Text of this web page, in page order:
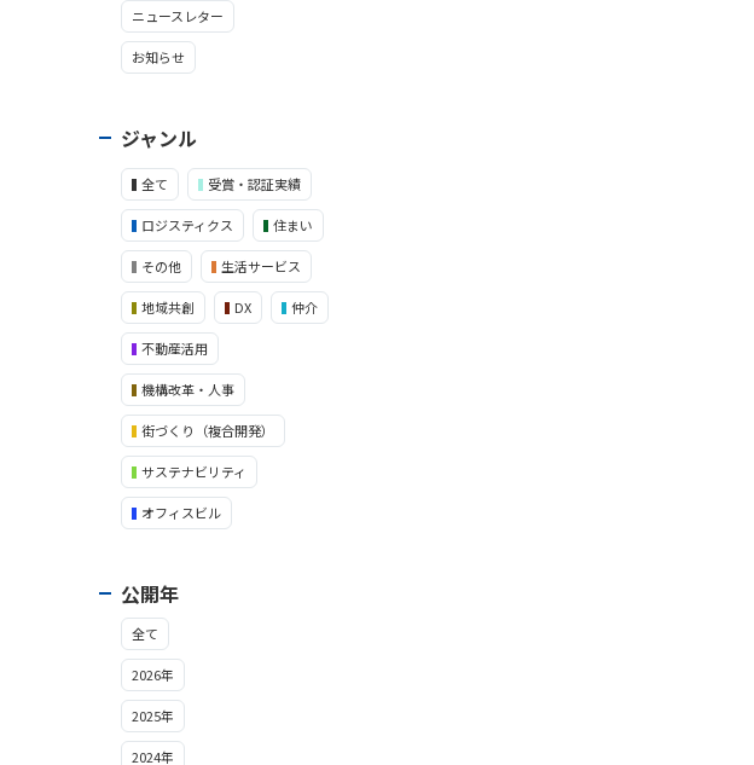
ニュースレター
お知らせ
ジャンル
全て 受賞・認証実績
ロジスティクス 住まい
その他 生活サービス
地域共創 DX 仲介
不動産活用
機構改革・人事
街づくり（複合開発）
サステナビリティ
オフィスビル
公開年
全て
2026年
2025年
2024年